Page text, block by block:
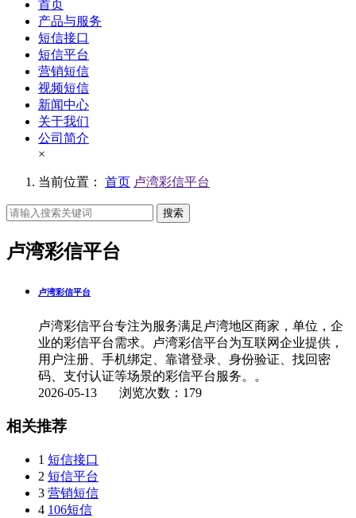
首页
产品与服务
短信接口
短信平台
营销短信
视频短信
新闻中心
关于我们
公司简介
×
当前位置： 首页 卢湾彩信平台
搜索
卢湾彩信平台
卢湾彩信平台
卢湾彩信平台专注为服务满足卢湾地区商家，单位，企
业的彩信平台需求。卢湾彩信平台为互联网企业提供，
用户注册、手机绑定、靠谱登录、身份验证、找回密
码、支付认证等场景的彩信平台服务。。
2026-05-13 浏览次数：179
相关推荐
1 短信接口
2 短信平台
3 营销短信
4 106短信